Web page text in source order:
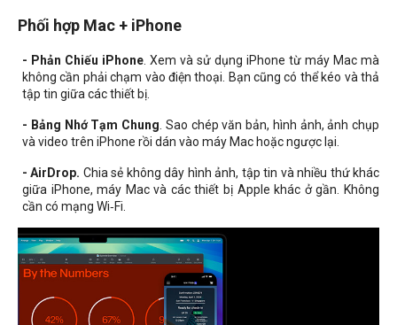
Phối hợp Mac + iPhone
- Phản Chiếu iPhone . Xem và sử dụng iPhone từ máy Mac mà
không cần phải chạm vào điện thoại. Bạn cũng có thể kéo và thả
tập tin giữa các thiết bị.
- Bảng Nhớ Tạm Chung . Sao chép văn bản, hình ảnh, ảnh chụp
và video trên iPhone rồi dán vào máy Mac hoặc ngược lại.
- AirDrop. Chia sẻ không dây hình ảnh, tập tin và nhiều thứ khác
giữa iPhone, máy Mac và các thiết bị Apple khác ở gần. Không
cần có mạng Wi‑Fi.